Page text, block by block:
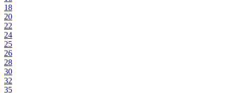
18
20
22
24
25
26
28
30
32
35